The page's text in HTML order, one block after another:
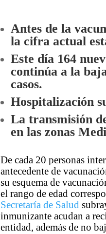
Antes de la
la cifra actual
Este día 164
continúa a la
casos.
Hospitalización
La transmisión
en las zonas
De cada 20 personas
antecedente de
su esquema de
el rango de edad
Secretaría de Salud
inmunizante acudan a
entidad, además de no